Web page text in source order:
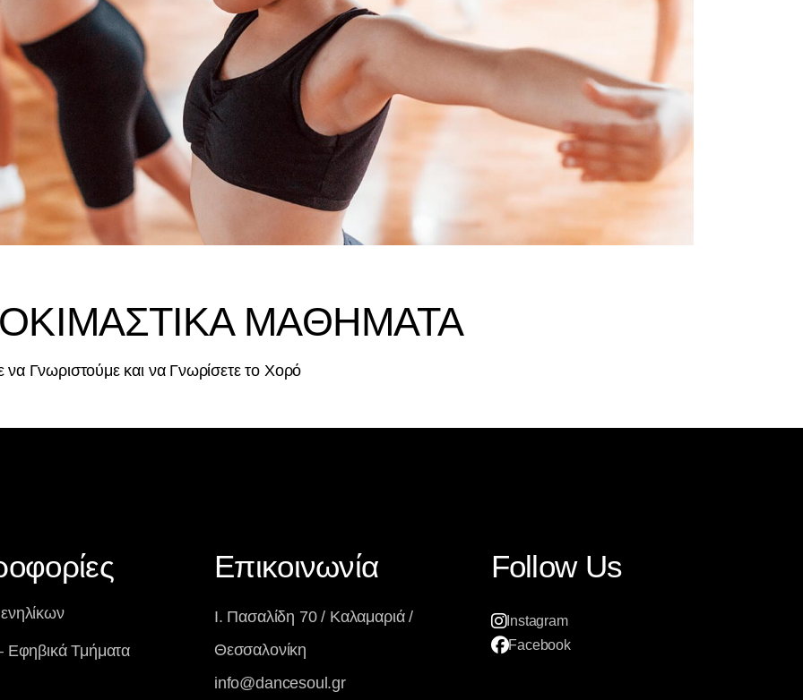
ΜΑΘΗΜΑΤΑ
Γνωριστούμε και να Γνωρίσετε το Χορό
Εφηβικά Τμήματα
Επικοινωνία
Ι. Πασαλίδη 70 / Καλαμαριά /
Θεσσαλονίκη
info@dancesoul.gr
Follow Us
Instagram
Facebook